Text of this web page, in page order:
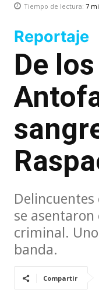
Tiempo de lectura: 7
Reportaje
De
se
criminal.
banda.
Compartir